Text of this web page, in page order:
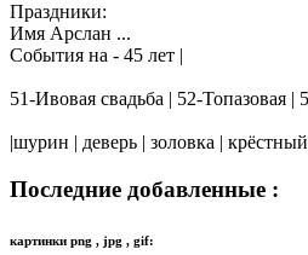
Праздники:
Имя Арслан ...
События на - 45 лет |
51-Ивовая свадьба | 52-Топазовая |
|шурин | деверь | золовка |
Последние добавленные :
картинки png , jpg , gif: